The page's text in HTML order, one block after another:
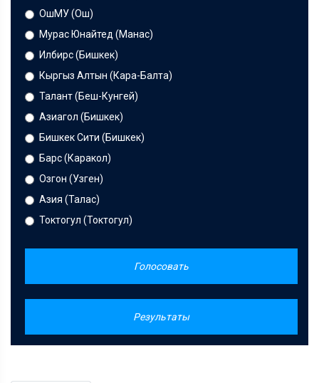
ОшМУ (Ош)
Мурас Юнайтед (Манас)
Илбирс (Бишкек)
Кыргыз Алтын (Кара-Балта)
Талант (Беш-Кунгей)
Азиагол (Бишкек)
Бишкек Сити (Бишкек)
Барс (Каракол)
Озгон (Узген)
Азия (Талас)
Токтогул (Токтогул)
Голосовать
Результаты